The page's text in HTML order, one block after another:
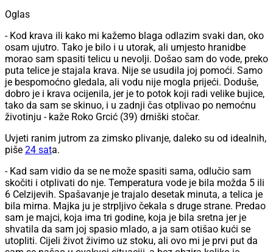
Oglas
- Kod krava ili kako mi kažemo blaga odlazim svaki dan, oko
osam ujutro. Tako je bilo i u utorak, ali umjesto hranidbe
morao sam spasiti telicu u nevolji. Došao sam do vode, preko
puta telice je stajala krava. Nije se usudila joj pomoći. Samo
je bespomoćno gledala, ali vodu nije mogla prijeći. Doduše,
dobro je i krava ocijenila, jer je to potok koji radi velike bujice,
tako da sam se skinuo, i u zadnji čas otplivao po nemoćnu
životinju - kaže Roko Grcić (39) drniški stočar.
Uvjeti ranim jutrom za zimsko plivanje, daleko su od idealnih,
piše 24 sata.
- Kad sam vidio da se ne može spasiti sama, odlučio sam
skočiti i otplivati do nje. Temperatura vode je bila možda 5 ili
6 Celzijevih. Spašavanje je trajalo desetak minuta, a telica je
bila mirna. Majka ju je strpljivo čekala s druge strane. Predao
sam je majci, koja ima tri godine, koja je bila sretna jer je
shvatila da sam joj spasio mlado, a ja sam otišao kući se
utopliti. Cijeli život živimo uz stoku, ali ovo mi je prvi put da